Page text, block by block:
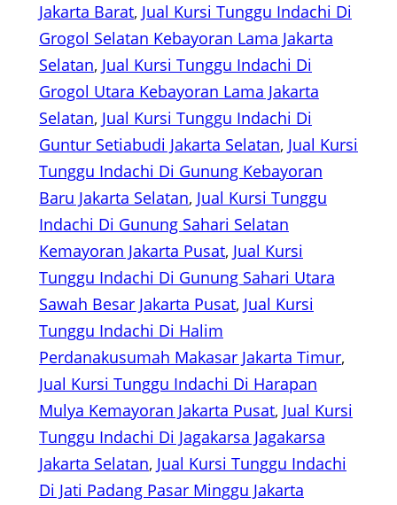
Jakarta Barat, Jual Kursi Tunggu Indachi Di
Grogol Selatan Kebayoran Lama Jakarta
Selatan, Jual Kursi Tunggu Indachi Di
Grogol Utara Kebayoran Lama Jakarta
Selatan, Jual Kursi Tunggu Indachi Di
Guntur Setiabudi Jakarta Selatan, Jual Kursi
Tunggu Indachi Di Gunung Kebayoran
Baru Jakarta Selatan, Jual Kursi Tunggu
Indachi Di Gunung Sahari Selatan
Kemayoran Jakarta Pusat, Jual Kursi
Tunggu Indachi Di Gunung Sahari Utara
Sawah Besar Jakarta Pusat, Jual Kursi
Tunggu Indachi Di Halim
Perdanakusumah Makasar Jakarta Timur
Jual Kursi Tunggu Indachi Di Harapan
Mulya Kemayoran Jakarta Pusat, Jual Kursi
Tunggu Indachi Di Jagakarsa Jagakarsa
Jakarta Selatan, Jual Kursi Tunggu Indachi
Di Jati Padang Pasar Minggu Jakarta